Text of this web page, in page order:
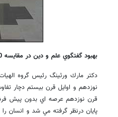
بهبود گفتگوي علم و دين در مقايسه 100 ساله
دكتر مارك ورثينگ رئيس گروه
نوزدهم و اوايل قرن بيستم دچار
قرن نوزدهم عرصه اي بدون پيش
پايان درنظر گرفته مي شد و انسان
روزنامه‌های اقتصادی